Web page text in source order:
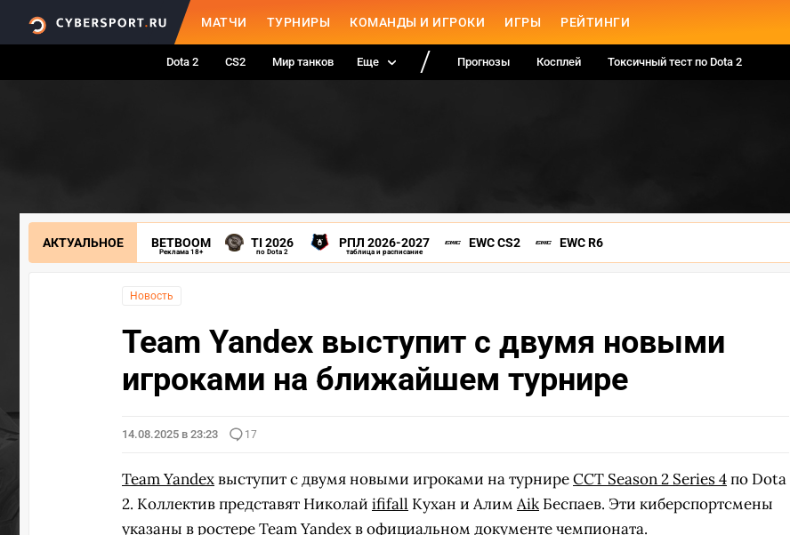
МАТЧИ ТУРНИРЫ КОМАНДЫ И ИГРОКИ ИГРЫ РЕЙТИНГИ
Dota 2 CS2 Мир танков Еще Прогнозы Косплей Токсичный тест по Dota 2
АКТУАЛЬНОЕ BETBOOM
Реклама 18+
TI 2026
по Dota 2
РПЛ 2026-2027
таблица и расписание
EWC CS2 EWC R6
Новость
Team Yandex выступит с двумя новыми
игроками на ближайшем турнире
14.08.2025 в 23:23 17
Team Yandexвыступит с двумя новыми игроками на турниреCCT Season 2 Series 4по Dota
2. Коллектив представят Николай ififall Кухан и Алим Aik Беспаев. Эти киберспортсмены
указаны в ростере Team Yandex в официальном документе чемпионата.